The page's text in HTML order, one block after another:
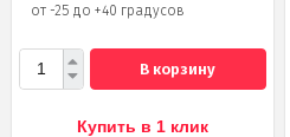
от -25 до +40 градусов
В корзину
Купить в 1 клик